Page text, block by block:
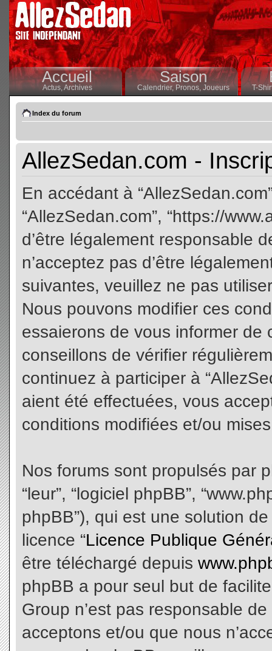
Accueil
Actus,Archives
Saison
Calendrier,Pronos, Joueurs T-
Index du forum
AllezSedan.com -
En accédant à
“AllezSedan.com”, “https://
d’être légalement responsable
n’acceptez pas d’être
suivantes, veuillez ne pas
Nous pouvons modifier ces
essaierons de vous informer
conseillons de vérifier
continuez à participer à
aient été effectuées, vous
conditions modifiées et/ou
Nos forums sont propulsés par
“leur”, “logiciel phpBB”,
phpBB”), qui est une solution
licence “Licence Publique
être téléchargé depuis
phpBB a pour seul but de
Group n’est pas responsable
acceptons et/ou que nous